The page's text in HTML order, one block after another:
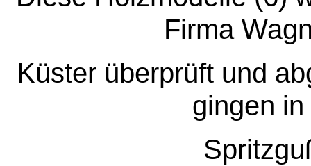
Firma
Küster überprüft und
gingen